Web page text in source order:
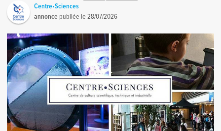
Centre•Sciences
annonce publiée le28/07/2026